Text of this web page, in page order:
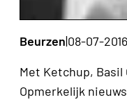
Beurzen|08-07-2016
Met Ketchup,
Opmerkelijk